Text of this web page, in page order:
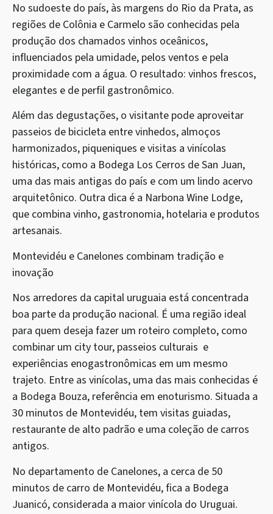
No sudoeste do país, às margens do Rio da Prata, as
regiões de Colônia e Carmelo são conhecidas pela
produção dos chamados vinhos oceânicos,
influenciados pela umidade, pelos ventos e pela
proximidade com a água. O resultado: vinhos frescos,
elegantes e de perfil gastronômico.
Além das degustações, o visitante pode aproveitar
passeios de bicicleta entre vinhedos, almoços
harmonizados, piqueniques e visitas a vinícolas
históricas, como a Bodega Los Cerros de San Juan,
uma das mais antigas do país e com um lindo acervo
arquitetônico. Outra dica é a Narbona Wine Lodge,
que combina vinho, gastronomia, hotelaria e produtos
artesanais.
Montevidéu e Canelones combinam tradição e
inovação
Nos arredores da capital uruguaia está concentrada
boa parte da produção nacional. É uma região ideal
para quem deseja fazer um roteiro completo, como
combinar um city tour, passeios culturais e
experiências enogastronômicas em um mesmo
trajeto. Entre as vinícolas, uma das mais conhecidas é
a Bodega Bouza, referência em enoturismo. Situada a
30 minutos de Montevidéu, tem visitas guiadas,
restaurante de alto padrão e uma coleção de carros
antigos.
No departamento de Canelones, a cerca de 50
minutos de carro de Montevidéu, fica a Bodega
Juanicó, considerada a maior vinícola do Uruguai.